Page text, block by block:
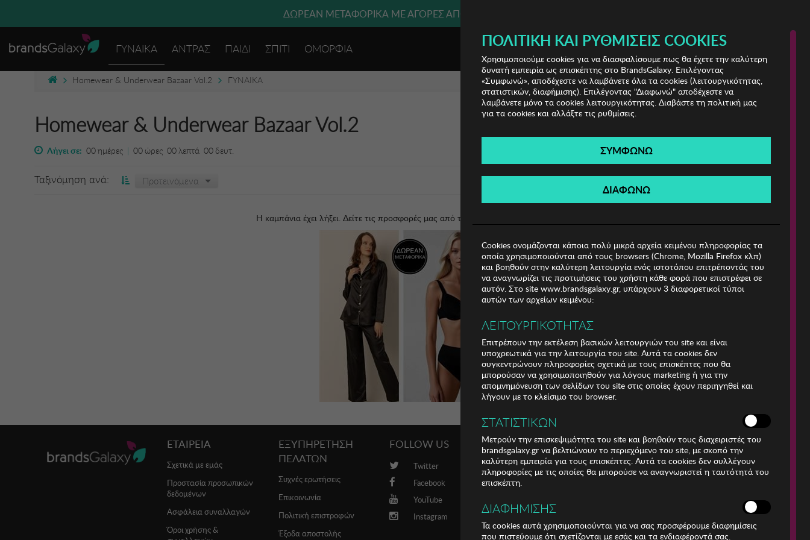
ΔΩΡΕΑΝ ΜΕΤΑΦΟΡΙΚΑ ΜΕ ΑΓΟΡΕΣ ΑΠΌ 49€ ΚΑΙ ΆΝΩ!
ΓΥΝΑΙΚΑ ΑΝΤΡΑΣ ΠΑΙΔΙ ΣΠΙΤΙ ΟΜΟΡΦΙΑ (0)
Homewear & Underwear Bazaar Vol.2 ΓΥΝΑΙΚΑ
Homewear & Underwear Bazaar Vol.2
Λήγει σε: 00ημέρες | 00 ώρες 00λεπτά 00 δευτ.
Ταξινόμηση ανά: Προτεινόμενα
Η καμπάνια έχει λήξει. Δείτε τις προσφορές μας από τις διαθέσιμες καμπάνιες!
ΕΤΑΙΡΕΙΑ
Σχετικά με εμάς
Προστασία προσωπικών
δεδομένων
Ασφάλεια συναλλαγών
Όροι χρήσης &
ΕΞΥΠΗΡΕΤΗΣΗ
ΠΕΛΑΤΩΝ
Συχνές ερωτήσεις
Επικοινωνία
Πολιτική επιστροφών
Έξοδα αποστολής
FOLLOW US
Twitter
Facebook
YouTube
Instagram
PROMO
Brands
Για τηλεφωνικές
παραγγελίες καλέστε
211 18 94 400
9:30 - 14:30 & 24ώρες
Αριθμός Γ.Ε.Μη.:
009456401000
ΠΟΛΙΤΙΚΉ ΚΑΙ ΡΥΘΜΊΣΕΙΣ COOKIES
Χρησιμοποιούμε cookies για να διασφαλίσουμε πως θα έχετε την καλύτερη
δυνατή εμπειρία ως επισκέπτης στο BrandsGalaxy. Επιλέγοντας
«Συμφωνώ», αποδέχεστε να λαμβάνετε όλα τα cookies (λειτουργικότητας,
στατιστικών, διαφήμισης). Επιλέγοντας "Διαφωνώ" αποδέχεστε να
λαμβάνετε μόνο τα cookies λειτουργικότητας. Διαβάστε τη πολιτική μας
για τα cookies και αλλάξτε τις ρυθμίσεις.
ΣΥΜΦΩΝΩ
ΔΙΑΦΩΝΩ
Cookies ονομάζονται κάποια πολύ μικρά αρχεία κειμένου πληροφορίας τα
οποία χρησιμοποιούνται από τους browsers (Chrome, Mozilla Firefox κλπ)
και βοηθούν στην καλύτερη λειτουργία ενός ιστοτόπου επιτρέποντάς του
να αναγνωρίζει τις προτιμήσεις του χρήστη κάθε φορά που επιστρέφει σε
αυτόν. Στο site www.brandsgalaxy.gr, υπάρχουν 3 διαφορετικοί τύποι
αυτών των αρχείων κειμένου:
ΛΕΙΤΟΥΡΓΙΚΟΤΗΤΑΣ
Επιτρέπουν την εκτέλεση βασικών λειτουργιών του site και είναι
υποχρεωτικά για την λειτουργία του site. Αυτά τα cookies δεν
συγκεντρώνουν πληροφορίες σχετικά με τους επισκέπτες που θα
μπορούσαν να χρησιμοποιηθούν για λόγους marketing ή για την
απομνημόνευση των σελίδων του site στις οποίες έχουν περιηγηθεί και
λήγουν με το κλείσιμο του browser.
ΣΤΑΤΙΣΤΙΚΩΝ
Μετρούν την επισκεψιμότητα του site και βοηθούν τους διαχειριστές του
brandsgalaxy.gr να βελτιώνουν το περιεχόμενο του site, με σκοπό την
καλύτερη εμπειρία για τους επισκέπτες. Αυτά τα cookies δεν συλλέγουν
πληροφορίες με τις οποίες θα μπορούσε να αναγνωριστεί η ταυτότητά του
επισκέπτη.
ΔΙΑΦΗΜΙΣΗΣ
Τα cookies αυτά χρησιμοποιούνται για να σας προσφέρουμε διαφημίσεις
που πιστεύουμε ότι σχετίζονται με εσάς και τα ενδιαφέροντά σας.